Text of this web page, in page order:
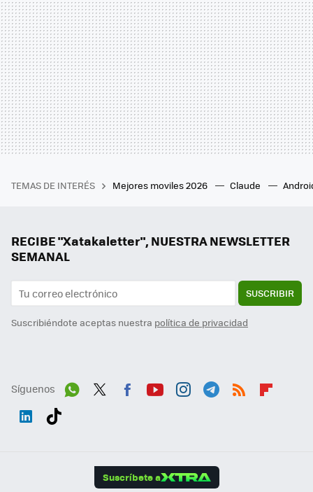
TEMAS DE INTERÉS Mejores moviles 2026 Claude
RECIBE "Xatakaletter", NUESTRA NEWSLETTER
SEMANAL
SUSCRIBIR
Suscribiéndote aceptas nuestra política de privacidad
Síguenos
Suscríbete a